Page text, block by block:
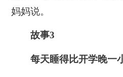
妈妈说。
故事3
每天睡得比开学晚一